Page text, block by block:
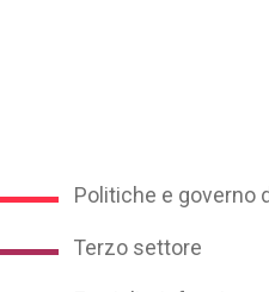
Politiche e governo
Terzo settore